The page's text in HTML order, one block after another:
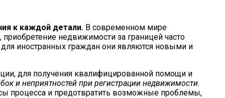
к каждой детали. В современном мире
недвижимости за границей часто
иностранных граждан они являются новыми и
для получения квалифицированной помощи и
и неприятностей при регистрации недвижимости.
процесса и предотвратить возможные проблемы,